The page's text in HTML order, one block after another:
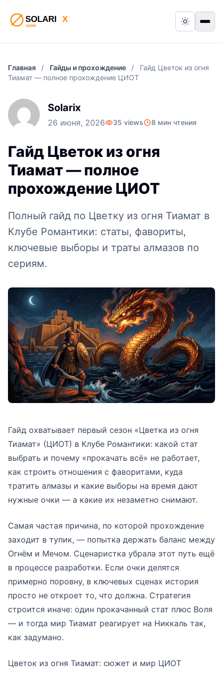
Switch to
Главная / Гайды и прохождение /
Гайд Цветок из огня
Тиамат — полное прохождение ЦИОТ
Solarix
26 июня, 2026 35 views 8 мин чтения
Гайд Цветок из огня
Тиамат — полное
прохождение ЦИОТ
Полный гайд по Цветку из огня Тиамат в
Клубе Романтики: статы, фавориты,
ключевые выборы и траты алмазов по
сериям.
Гайд охватывает первый сезон «Цветка из огня
Тиамат» (ЦИОТ) в Клубе Романтики: какой стат
выбрать и почему «прокачать всё» не работает,
как строить отношения с фаворитами, куда
тратить алмазы и какие выборы на время дают
нужные очки — а какие их незаметно снимают.
Самая частая причина, по которой прохождение
заходит в тупик, — попытка держать баланс между
Огнём и Мечом. Сценаристка убрала этот путь ещё
в процессе разработки. Если очки делятся
примерно поровну, в ключевых сценах история
просто не откроет то, что должна. Стратегия
строится иначе: один прокачанный стат плюс Воля
— и тогда мир Тиамат реагирует на Никкаль так,
как задумано.
Цветок из огня Тиамат: сюжет и мир ЦИОТ